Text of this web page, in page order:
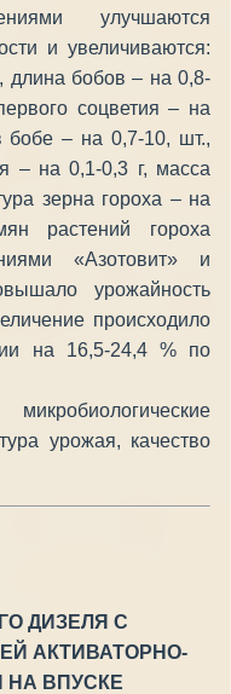
улучшаются
и увеличиваются:
длина бобов – на 0,8-
соцветия – на
бобе – на 0,7-10, шт.,
– на 0,1-0,3 г, масса
зерна гороха – на
растений гороха
«Азотовит» и
урожайность
происходило
на 16,5-24,4 % по
урожая, качество
ДИЗЕЛЯ С
АКТИВАТОРНО-
ВПУСКЕ